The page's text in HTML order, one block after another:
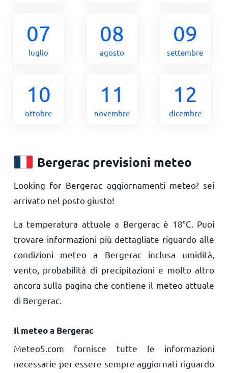
07
luglio
08
agosto
09
settembre
10
ottobre
11
novembre
12
dicembre
Bergerac previsioni meteo
Looking for Bergerac aggiornamenti meteo? sei
arrivato nel posto giusto!
La temperatura attuale a Bergerac è 18°C . Puoi
trovare informazioni più dettagliate riguardo alle
condizioni meteo a Bergerac inclusa umidità,
vento, probabilità di precipitazioni e molto altro
ancora sulla pagina che contiene il meteo attuale
di Bergerac.
Il meteo a Bergerac
Meteo5.com fornisce tutte le informazioni
necessarie per essere sempre aggiornati riguardo